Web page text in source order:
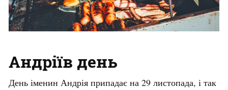
Андріїв день
День іменин Андрія припадає на 29 листопада, і так